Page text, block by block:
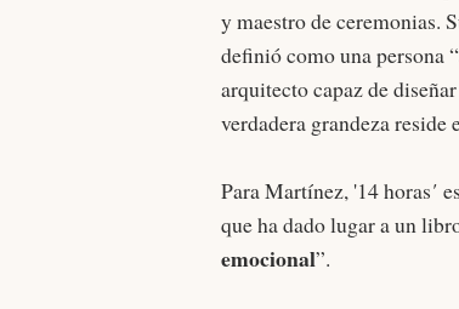
y maestro de ceremonias.
definió como una persona “
arquitecto capaz de
verdadera grandeza reside
Para Martínez, '14 horas'
que ha dado lugar a un
emocional”.